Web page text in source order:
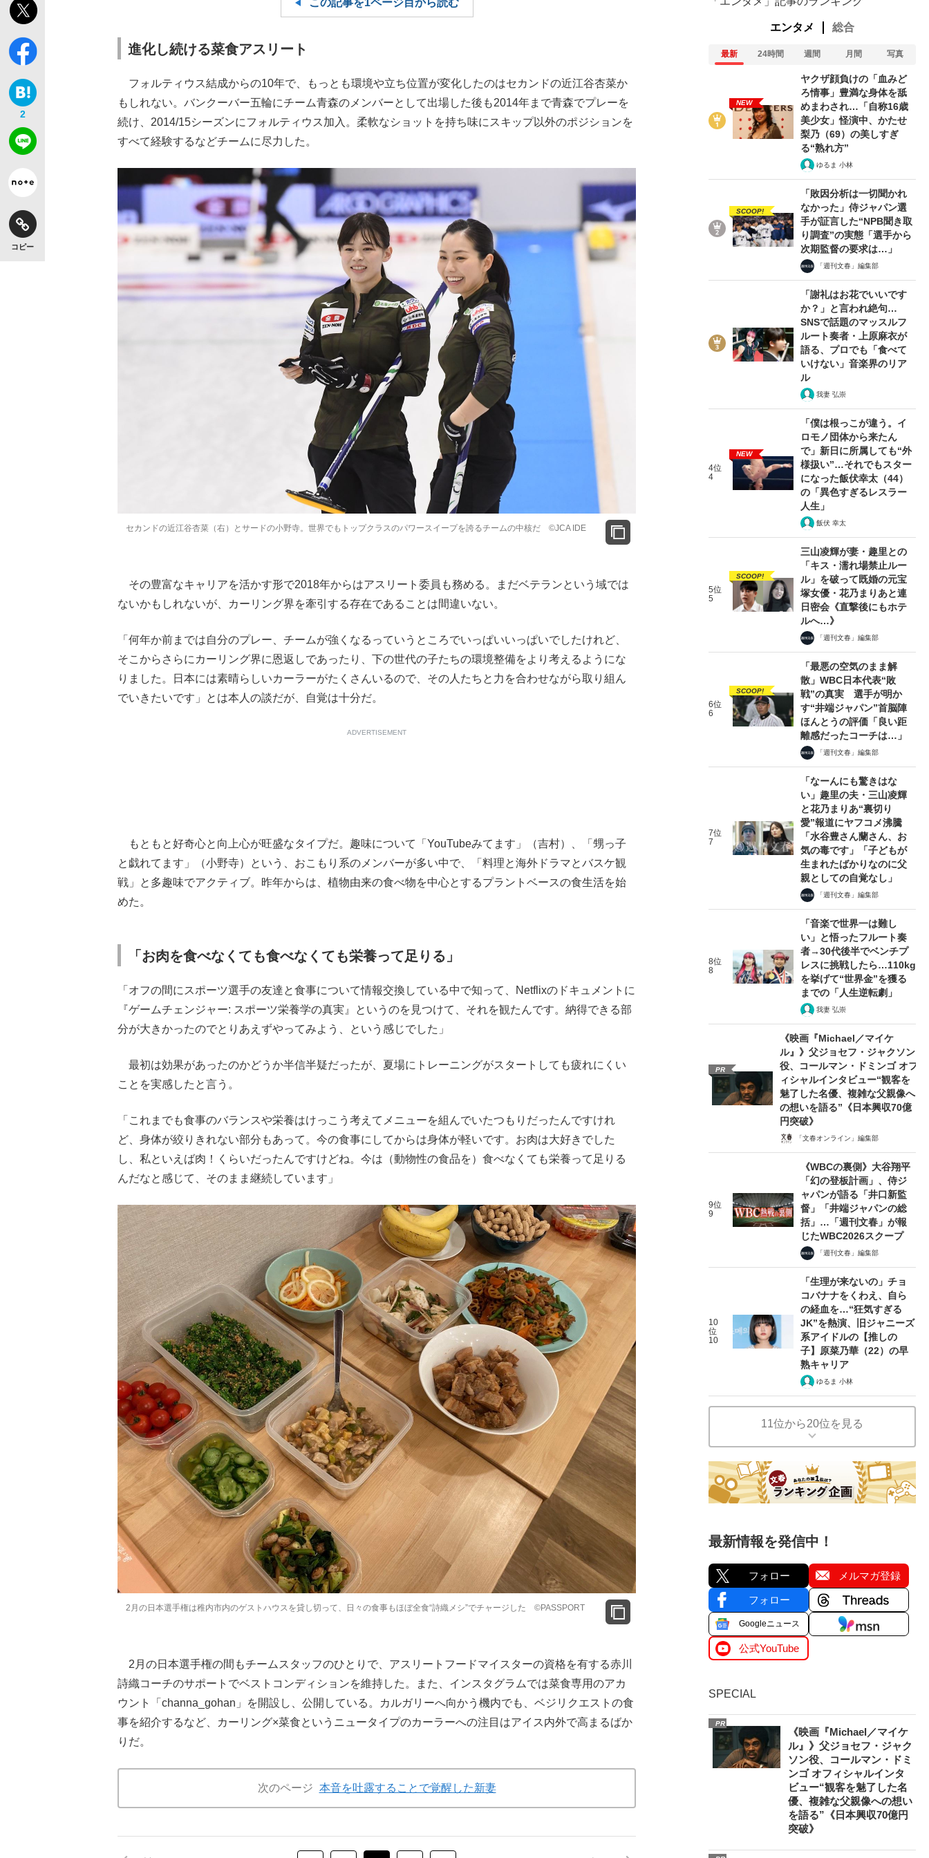
もっと見る
2
コピー
この記事を1ページ目から読む
進化し続ける菜食アスリート
フォルティウス結成からの10年で、もっとも環境や立ち位置が変化したのはセカンドの近江谷杏菜か
もしれない。バンクーバー五輪にチーム青森のメンバーとして出場した後も2014年まで青森でプレーを
続け、2014/15シーズンにフォルティウス加入。柔軟なショットを持ち味にスキップ以外のポジションを
すべて経験するなどチームに尽力した。
セカンドの近江谷杏菜（右）とサードの小野寺。世界でもトップクラスのパワースイープを誇るチームの中核だ ©️JCA IDE
その豊富なキャリアを活かす形で2018年からはアスリート委員も務める。まだベテランという域では
ないかもしれないが、カーリング界を牽引する存在であることは間違いない。
「何年か前までは自分のプレー、チームが強くなるっていうところでいっぱいいっぱいでしたけれど、
そこからさらにカーリング界に恩返しであったり、下の世代の子たちの環境整備をより考えるようにな
りました。日本には素晴らしいカーラーがたくさんいるので、その人たちと力を合わせながら取り組ん
でいきたいです」とは本人の談だが、自覚は十分だ。
ADVERTISEMENT
もともと好奇心と向上心が旺盛なタイプだ。趣味について「YouTubeみてます」（吉村）、「甥っ子
と戯れてます」（小野寺）という、おこもり系のメンバーが多い中で、「料理と海外ドラマとバスケ観
戦」と多趣味でアクティブ。昨年からは、植物由来の食べ物を中心とするプラントベースの食生活を始
めた。
「お肉を食べなくても食べなくても栄養って足りる」
「オフの間にスポーツ選手の友達と食事について情報交換している中で知って、Netflixのドキュメントに
『ゲームチェンジャー: スポーツ栄養学の真実』というのを見つけて、それを観たんです。納得できる部
分が大きかったのでとりあえずやってみよう、という感じでした」
最初は効果があったのかどうか半信半疑だったが、夏場にトレーニングがスタートしても疲れにくい
ことを実感したと言う。
「これまでも食事のバランスや栄養はけっこう考えてメニューを組んでいたつもりだったんですけれ
ど、身体が絞りきれない部分もあって。今の食事にしてからは身体が軽いです。お肉は大好きでした
し、私といえば肉！くらいだったんですけどね。今は（動物性の食品を）食べなくても栄養って足りる
んだなと感じて、そのまま継続しています」
2月の日本選手権は稚内市内のゲストハウスを貸し切って、日々の食事もほぼ全食“詩織メシ”でチャージした ©️PASSPORT
2月の日本選手権の間もチームスタッフのひとりで、アスリートフードマイスターの資格を有する赤川
詩織コーチのサポートでベストコンディションを維持した。また、インスタグラムでは菜食専用のアカ
ウント「channa_gohan」を開設し、公開している。カルガリーへ向かう機内でも、ベジリクエストの食
事を紹介するなど、カーリング×菜食というニュータイプのカーラーへの注目はアイス内外で高まるばか
りだ。
次のページ 本音を吐露することで覚醒した新妻
エンタメ 総合
最新 24時間 週間 月間 写真
NEW
ヤクザ顔負けの「血みど
ろ情事」豊満な身体を舐
めまわされ…「自称16歳
美少女」怪演中、かたせ
梨乃（69）の美しすぎ
る“熟れ方”
ゆるま 小林
SCOOP!
「敗因分析は一切聞かれ
なかった」侍ジャパン選
手が証言した“NPB聞き取
り調査”の実態「選手から
次期監督の要求は…」
「週刊文春」編集部
「謝礼はお花でいいです
か？」と言われ絶句…
SNSで話題のマッスルフ
ルート奏者・上原麻衣が
語る、プロでも「食べて
いけない」音楽界のリア
ル
我妻 弘崇
4位
4
NEW
「僕は根っこが違う。イ
ロモノ団体から来たん
で」新日に所属しても“外
様扱い”…それでもスター
になった飯伏幸太（44）
の「異色すぎるレスラー
人生」
飯伏 幸太
5位
5
SCOOP!
三山凌輝が妻・趣里との
「キス・濡れ場禁止ルー
ル」を破って既婚の元宝
塚女優・花乃まりあと連
日密会《直撃後にもホテ
ルへ…》
「週刊文春」編集部
6位
6
SCOOP!
「最悪の空気のまま解
散」WBC日本代表“敗
戦”の真実 選手が明か
す“井端ジャパン”首脳陣
ほんとうの評価「良い距
離感だったコーチは…」
「週刊文春」編集部
7位
7
「なーんにも驚きはな
い」趣里の夫・三山凌輝
と花乃まりあ“裏切り
愛”報道にヤフコメ沸騰
「水谷豊さん蘭さん、お
気の毒です」「子どもが
生まれたばかりなのに父
親としての自覚なし」
「週刊文春」編集部
8位
8
「音楽で世界一は難し
い」と悟ったフルート奏
者→30代後半でベンチプ
レスに挑戦したら…110kg
を挙げて“世界金”を獲る
までの「人生逆転劇」
我妻 弘崇
PR
《映画『Michael／マイケ
ル』》父ジョセフ・ジャクソン
役、コールマン・ドミンゴ オフ
ィシャルインタビュー“観客を
魅了した名優、複雑な父親像へ
の想いを語る”《日本興収70億
円突破》
「文春オンライン」編集部
9位
9
《WBCの裏側》大谷翔平
「幻の登板計画」、侍ジ
ャパンが語る「井口新監
督」「井端ジャパンの総
括」…「週刊文春」が報
じたWBC2026スクープ
「週刊文春」編集部
10
位
10
「生理が来ないの」チョ
コバナナをくわえ、自ら
の経血を…“狂気すぎる
JK”を熱演、旧ジャニーズ
系アイドルの【推しの
子】原菜乃華（22）の早
熟キャリア
ゆるま 小林
11位から20位を見る
最新情報を発信中！
フォロー メルマガ登録
フォロー
Googleニュース
公式YouTube
SPECIAL
PR
《映画『Michael／マイケ
ル』》父ジョセフ・ジャク
ソン役、コールマン・ドミ
ンゴ オフィシャルインタ
ビュー“観客を魅了した名
優、複雑な父親像への想い
を語る”《日本興収70億円
突破》